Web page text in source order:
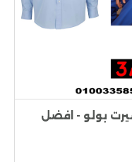
بولو - افضل